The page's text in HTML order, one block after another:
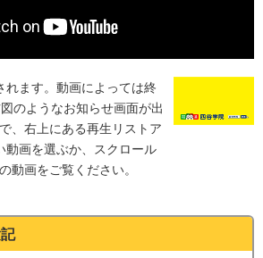
れます。動画によっては終
のようなお知らせ画面が出
、右上にある再生リストア
動画を選ぶか、スクロール
動画をご覧ください。